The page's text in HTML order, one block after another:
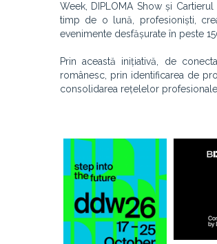
Week, DIPLOMA Show și
timp de o lună, profesioniști,
evenimente desfășurate în peste
Prin această inițiativă, de
românesc, prin identificarea de
consolidarea rețelelor